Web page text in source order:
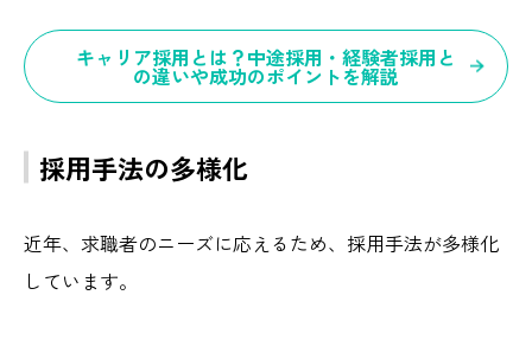
キャリア採用とは？中途採用・経験者採用と
の違いや成功のポイントを解説
採用手法の多様化
近年、求職者のニーズに応えるため、採用手法が多様化
しています。